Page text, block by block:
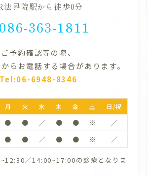
法界院駅から徒歩0分
086-363-1811
ご予約確認等の際、
らお電話する場合があります。
Tel:06-6948-8346
月 火 水 木 金 土 日/祝
● ● ／ ● ● ※ ／
● ● ／ ● ● ※ ／
／14:00~17:00の診療となりま